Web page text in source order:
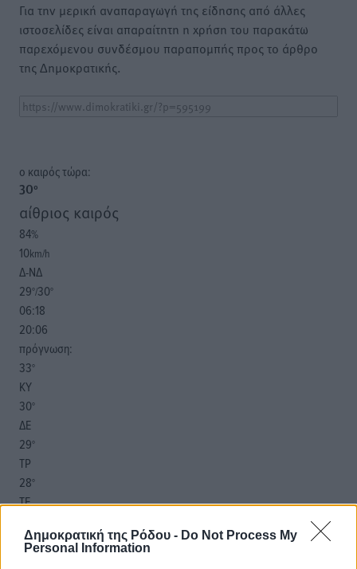
Δημοκρατική της Ρόδου - Do Not Process My
Personal Information
Για την μερική αναπαραγωγή της είδησης από άλλες
ιστοσελίδες είναι απαραίτητη η χρήση του παρακάτω
παρεχόμενου συνδέσμου παραπομπής προς το άρθρο
της Δημοκρατικής.
o καιρός τώρα:
30°
αίθριος καιρός
84%
10km/h
Δ-ΝΔ
29°/30°
06:18
20:06
πρόγνωση:
33°
ΚΥ
30°
ΔΕ
29°
ΤΡ
28°
ΤΕ